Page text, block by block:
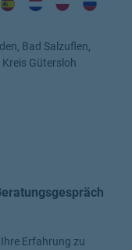
Bad Salzuflen,
Gütersloh
Erfahrung zu